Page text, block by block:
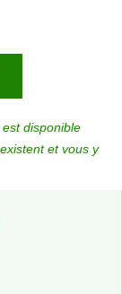
disponible
et vous y